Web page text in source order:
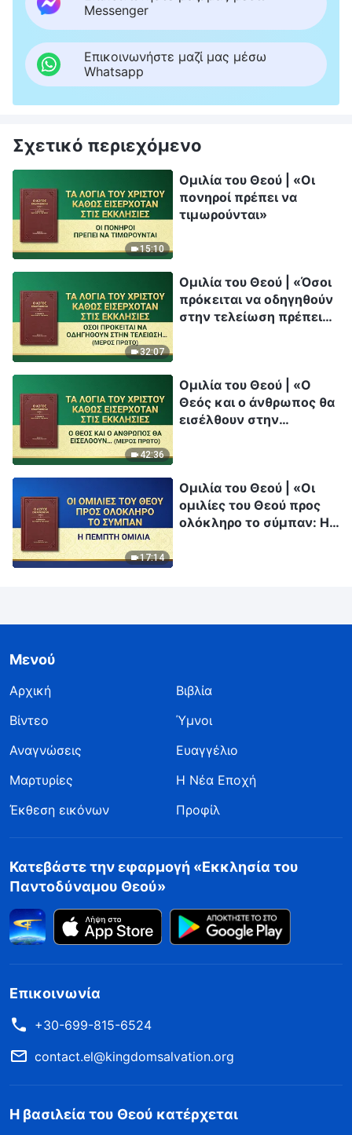
Messenger
Επικοινωνήστε μαζί μας μέσω
Whatsapp
Σχετικό περιεχόμενο
15:10
Ομιλία του Θεού | «Οι
πονηροί πρέπει να
τιμωρούνται»
32:07
Ομιλία του Θεού | «Όσοι
πρόκειται να οδηγηθούν
στην τελείωση πρέπει
42:36
Ομιλία του Θεού | «Ο
Θεός και ο άνθρωπος θα
εισέλθουν στην
17:14
Ομιλία του Θεού | «Οι
ομιλίες του Θεού προς
ολόκληρο το σύμπαν: Η
Μενού
Αρχική
Βιβλία
Βίντεο
Ύμνοι
Αναγνώσεις
Ευαγγέλιο
Μαρτυρίες
Η Νέα Εποχή
Έκθεση εικόνων
Προφίλ
Κατεβάστε την εφαρμογή «Εκκλησία του
Παντοδύναμου Θεού»
Επικοινωνία
+30-699-815-6524
contact.el@kingdomsalvation.org
Η βασιλεία του Θεού κατέρχεται